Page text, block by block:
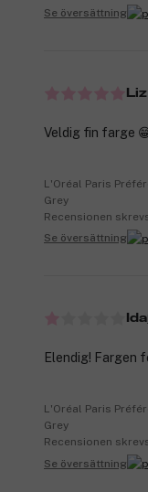
Se översättning
Veldig fin farge
L'Oréal Paris
Grey
Recensionen
Se översättning
Ida
Elendig! Fargen
L'Oréal Paris
Grey
Recensionen
Se översättning